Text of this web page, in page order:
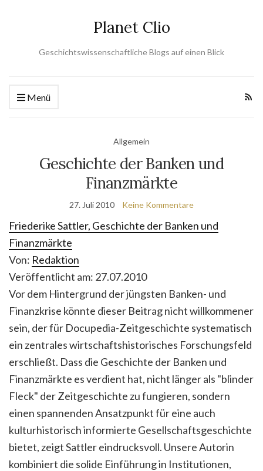
Planet Clio
Geschichtswissenschaftliche Blogs auf einen Blick
Menü
Allgemein
Geschichte der Banken und
Finanzmärkte
27. Juli 2010 Keine Kommentare
Friederike Sattler, Geschichte der Banken und
Finanzmärkte
Von: Redaktion
Veröffentlicht am: 27.07.2010
Vor dem Hintergrund der jüngsten Banken- und
Finanzkrise könnte dieser Beitrag nicht willkommener
sein, der für Docupedia-Zeitgeschichte systematisch
ein zentrales wirtschaftshistorisches Forschungsfeld
erschließt. Dass die Geschichte der Banken und
Finanzmärkte es verdient hat, nicht länger als "blinder
Fleck" der Zeitgeschichte zu fungieren, sondern
einen spannenden Ansatzpunkt für eine auch
kulturhistorisch informierte Gesellschaftsgeschichte
bietet, zeigt Sattler eindrucksvoll. Unsere Autorin
kombiniert die solide Einführung in Institutionen,